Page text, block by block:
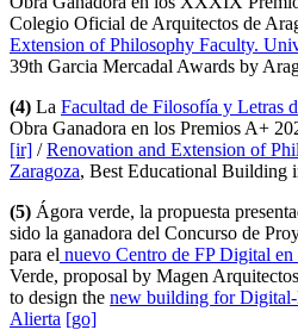
Colegio Oficial de Arquitectos de
Extension of Philosophy Faculty.
39th Garcia Mercadal Awards by
(4) La Facultad de Filosofía y Letras
Obra Ganadora en los Premios A+
[ir] /Renovation and Extension of
Zaragoza, Best Educational Building
(5) Ágora verde, la propuesta
sido la ganadora del Concurso de
para el nuevo Centro de FP Digital
Verde, proposal by Magen
to design the new building for
Alierta [go]